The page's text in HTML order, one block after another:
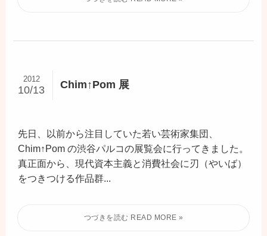
Chim↑Pom 展
2012
10/13
先日、以前から注目していた若い芸術家集団、
Chim↑Pom の渋谷パルコの展覧会に行ってきました。
真正面から、現代資本主義と消費社会に刃（やいば）
をつきつける作品群...